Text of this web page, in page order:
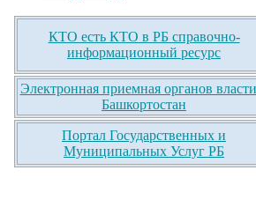
КТО есть КТО в РБ справочно-
информационный ресурс
Электронная приемная органов
Башкортостан
Портал Государственных и
Муниципальных Услуг РБ